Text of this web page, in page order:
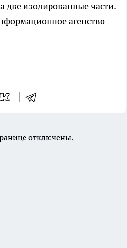
две изолированные части.
агенство
отключены.